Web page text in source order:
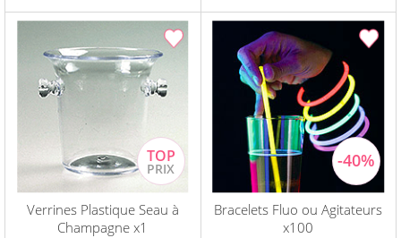
Verrines Plastique Seau à
Champagne x1
Bracelets Fluo ou Agitateurs
x100